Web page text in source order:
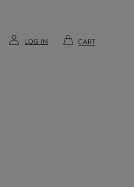
LOG IN CART